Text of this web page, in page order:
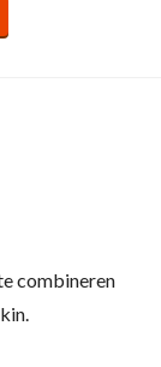
combineren